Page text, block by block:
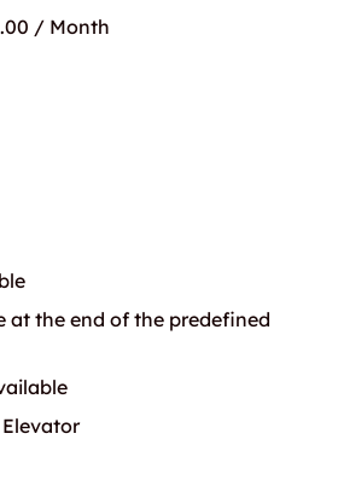
/ Month
at the end of the predefined